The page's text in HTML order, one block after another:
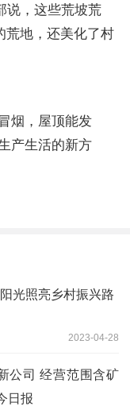
说，这些荒坡荒
荒地，还美化了村
烟，屋顶能发
产生活的新方
光照亮乡村振兴路
2023-04-28
公司 经营范围含矿
日报